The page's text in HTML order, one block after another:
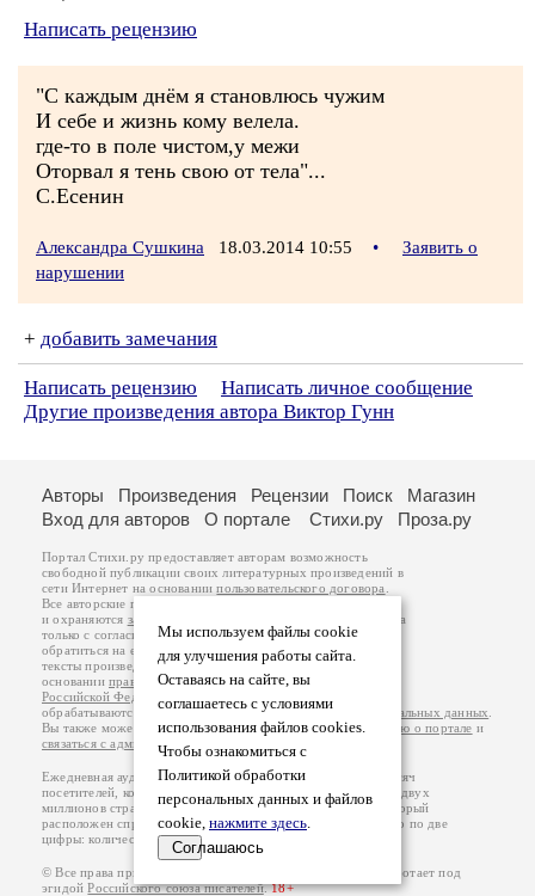
Написать рецензию
"С каждым днём я становлюсь чужим
И себе и жизнь кому велела.
где-то в поле чистом,у межи
Оторвал я тень свою от тела"...
С.Есенин
Александра Сушкина 18.03.2014 10:55 •
Заявить о
нарушении
+ добавить замечания
Написать рецензию
Написать личное сообщение
Другие произведения автора Виктор Гунн
Мы используем файлы cookie
для улучшения работы сайта.
Оставаясь на сайте, вы
соглашаетесь с условиями
использования файлов cookies.
Чтобы ознакомиться с
Политикой обработки
персональных данных и файлов
cookie, нажмите здесь.
Соглашаюсь
Авторы Произведения Рецензии Поиск
Магазин
Вход для авторов
О портале Стихи.ру Проза.ру
Портал Стихи.ру предоставляет авторам возможность
свободной публикации своих литературных произведений в
сети Интернет на основаниипользовательского договора
Все авторские права на произведения принадлежат авторам
и охраняются законом
. Перепечатка произведений возможна
только с согласия его автора, к которому вы можете
обратиться на его авторской странице. Ответственность за
тексты произведений авторы несут самостоятельно на
основанииправил публикацииизаконодательства
Российской Федерации
обрабатываются на основанииПолитики обработки персональных данных
Вы также можете посмотреть более подробнуюинформацию о портале и
связаться с администрацией
Ежедневная аудитория портала Стихи.ру – порядка 200 тысяч
посетителей, которые в общей сумме просматривают более двух
миллионов страниц по данным счетчика посещаемости, который
расположен справа от этого текста. В каждой графе указано по две
цифры: количество просмотров и количество посетителей.
© Все права принадлежат авторам, 2000-2026. Портал работает под
эгидойРоссийского союза писателей.18+